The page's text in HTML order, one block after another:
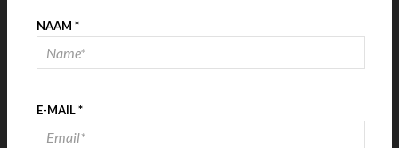
NAAM *
E-MAIL*